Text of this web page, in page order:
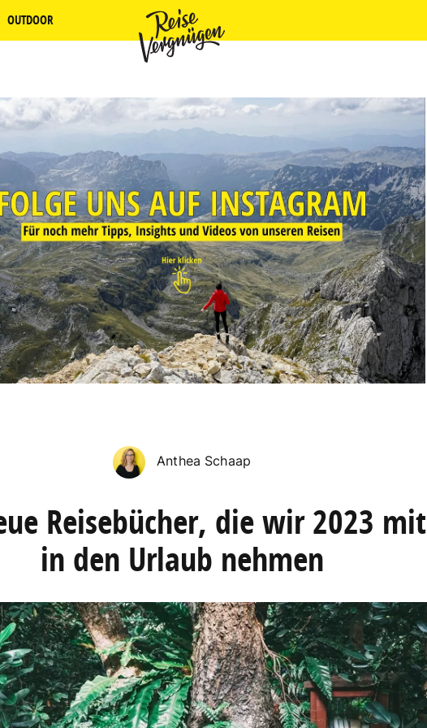
OUTDOOR
Anthea Schaap
Reisebücher, die wir 2023 mit
in den Urlaub nehmen